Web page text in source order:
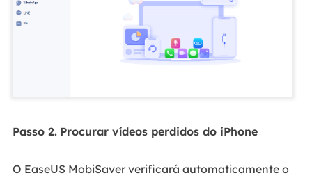
Passo 2. Procurar vídeos perdidos do iPhone
O EaseUS MobiSaver verificará automaticamente o